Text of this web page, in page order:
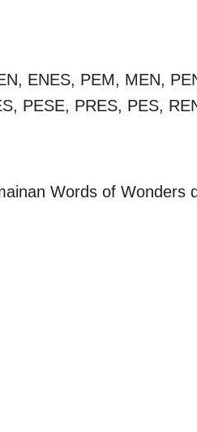
ENES, PEM, MEN,
PESE, PRES, PES,
Words of Wonders